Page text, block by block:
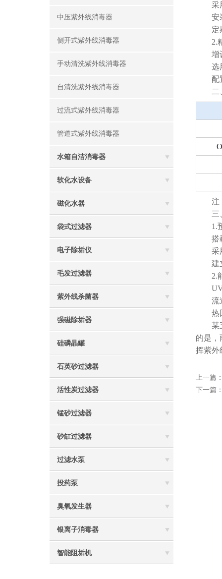
中压紫外线消毒器
侧开式紫外线消毒器
手动清洗紫外线消毒器
自清洗紫外线消毒器
过流式紫外线消毒器
管道式紫外线消毒器
水箱自洁消毒器
软化水设备
磁化水器
袋式过滤器
电子除垢仪
毛发过滤器
紫外线杀菌器
强磁除垢器
硅磷晶罐
石英砂过滤器
活性炭过滤器
锰砂过滤器
砂缸过滤器
过滤水泵
投药泵
臭氧发生器
银离子消毒器
智能阻垢机
采用
安装
定期
2.精
增设
选用
配置
二、
注：
三、
1.预
搭载
采用
建立
2.能
UV
流道
热回
某五
的是，
挥紫外
上一篇
下一篇